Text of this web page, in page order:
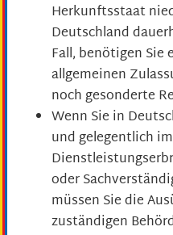
Herkunftsstaat
Deutschland
Fall, benötigen Sie
allgemeinen
noch gesonderte
Wenn Sie in
und gelegentlich
oder
müssen Sie die
zuständigen